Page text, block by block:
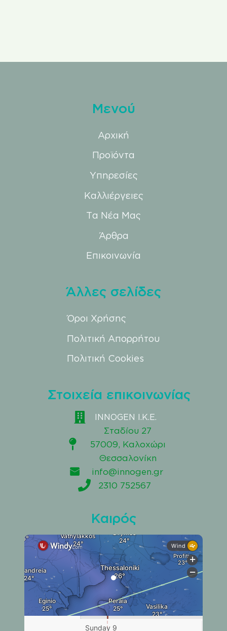
Μενού
Αρχική
Προϊόντα
Υπηρεσίες
Καλλιέργειες
Τα Νέα Μας
Άρθρα
Επικοινωνία
Άλλες σελίδες
Όροι Χρήσης
Πολιτική Απορρήτου
Πολιτική Cookies
Στοιχεία επικοινωνίας
INNOGEN I.K.E.
Σταδίου 27
57009, Καλοχώρι
Θεσσαλονίκη
info@innogen.gr
2310 752567
Καιρός